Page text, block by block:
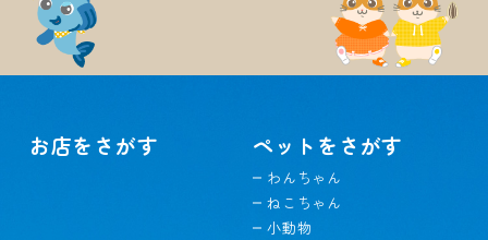
お店をさがす ペットをさがす
わんちゃん
ねこちゃん
小動物